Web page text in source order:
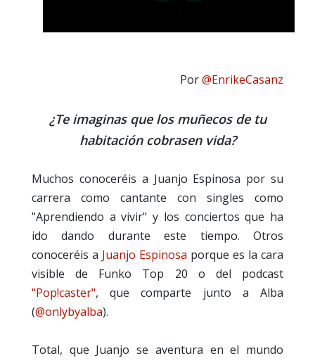
Por@EnrikeCasanz
¿Te imaginas que los muñecos de tu
habitación cobrasen vida?
Muchos conoceréis a Juanjo Espinosa por su
carrera como cantante con singles como
"Aprendiendo a vivir" y los conciertos que ha
ido dando durante este tiempo. Otros
conoceréis a Juanjo Espinosa porque es la cara
visible de Funko Top 20 o del podcast
"Pop!caster", que comparte junto a Alba
(@onlybyalba).
Total, que Juanjo se aventura en el mundo